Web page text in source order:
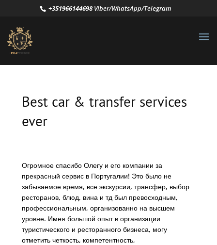
+351966144698Viber/WhatsApp/Telegram
Best car & transfer services
ever
Огромное спасибо Олегу и его компании за
прекрасный сервис в Португалии! Это было не
забываемое время, все экскурсии, трансфер, выбор
ресторанов, блюд, вина и тд был превосходным,
профессиональным, организованно на высшем
уровне. Имея большой опыт в организации
туристического и ресторанного бизнеса, могу
отметить четкость, компетентность,